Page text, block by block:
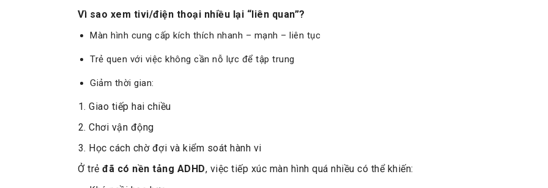
Vì sao xem tivi/điện thoại nhiều lại “liên quan”?
Màn hình cung cấp kích thích nhanh – mạnh – liên tục
Trẻ quen với việc không cần nỗ lực để tập trung
Giảm thời gian:
Giao tiếp hai chiều
Chơi vận động
Học cách chờ đợi và kiểm soát hành vi
Ở trẻ đã có nền tảng ADHD, việc tiếp xúc màn hình quá nhiều có thể khiến: